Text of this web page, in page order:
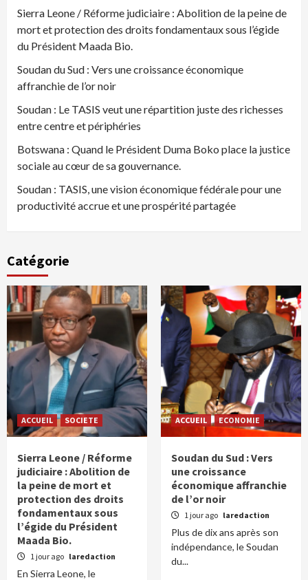
Sierra Leone / Réforme judiciaire : Abolition de la peine de
mort et protection des droits fondamentaux sous l’égide
du Président Maada Bio.
Soudan du Sud : Vers une croissance économique
affranchie de l’or noir
Soudan : Le TASIS veut une répartition juste des richesses
entre centre et périphéries
Botswana : Quand le Président Duma Boko place la justice
sociale au cœur de sa gouvernance.
Soudan : TASIS, une vision économique fédérale pour une
productivité accrue et une prospérité partagée
Catégorie
ACCUEIL SOCIETE
Sierra Leone / Réforme
judiciaire : Abolition de
la peine de mort et
protection des droits
fondamentaux sous
l’égide du Président
Maada Bio.
1 jour ago laredaction
En Sierra Leone, le
ACCUEIL ECONOMIE
Soudan du Sud : Vers
une croissance
économique affranchie
de l’or noir
1 jour ago laredaction
Plus de dix ans après son
indépendance, le Soudan
du...